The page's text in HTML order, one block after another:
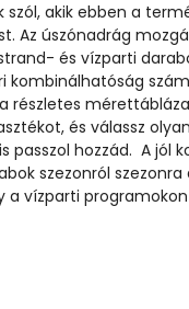
akik ebben a
Az úszónadrág
és vízparti
kombinálhatóság
részletes
és válassz
hozzád. A jól
szezonról
vízparti